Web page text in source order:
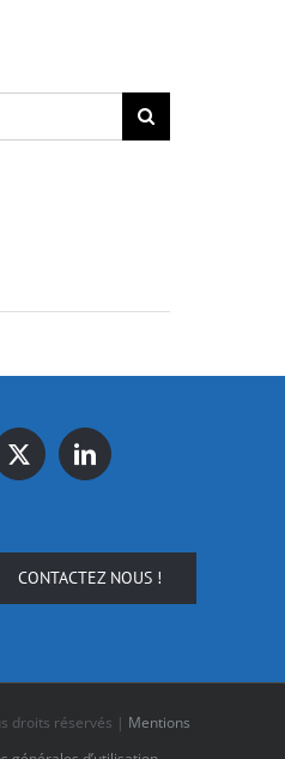
CONTACTEZ NOUS !
droits réservés | Mentions